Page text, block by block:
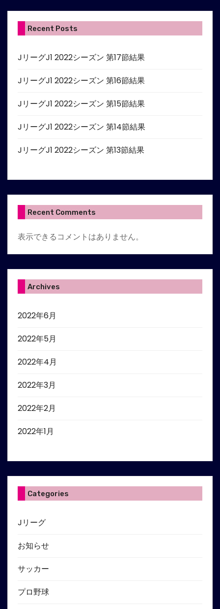
Recent Posts
JリーグJ1 2022シーズン 第17節結果
JリーグJ1 2022シーズン 第16節結果
JリーグJ1 2022シーズン 第15節結果
JリーグJ1 2022シーズン 第14節結果
JリーグJ1 2022シーズン 第13節結果
Recent Comments
表示できるコメントはありません。
Archives
2022年6月
2022年5月
2022年4月
2022年3月
2022年2月
2022年1月
Categories
Jリーグ
お知らせ
サッカー
プロ野球